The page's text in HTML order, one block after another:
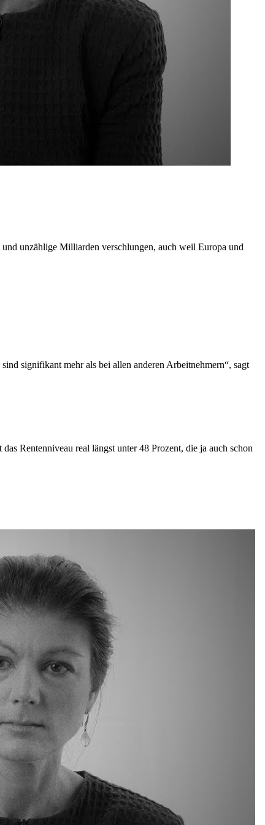
unzählige Milliarden verschlungen, auch weil Europa und
signifikant mehr als bei allen anderen Arbeitnehmern“, sagt
Rentenniveau real längst unter 48 Prozent, die ja auch schon